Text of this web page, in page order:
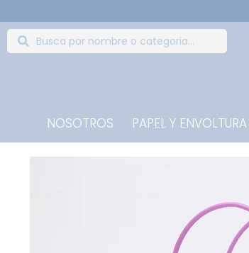
NOSOTROS PAPEL Y ENVOLTURA